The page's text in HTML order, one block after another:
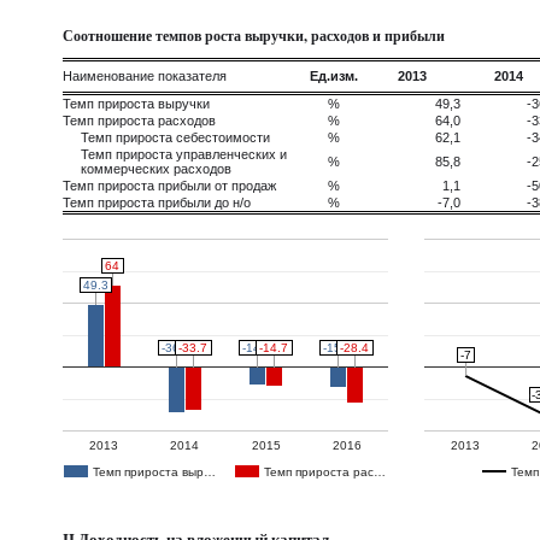
Соотношение темпов роста выручки, расходов и прибыли
Наименование показателя Ед.изм. 2013
2014
Темп прироста выручки
% 49,3
-
Темп прироста расходов
% 64,0
-
Темп прироста себестоимости
% 62,1
-
Темп прироста управленческих и
коммерческих расходов
% 85,8
-
Темп прироста прибыли от продаж
% 1,1
-
Темп прироста прибыли до н/о
% -7,0 -
Темп прироста выр… Темп прироста рас…
2013 2014 2015 2016
49.3
49.3
-36.3
-36.3 -14.4
-14.4 -15.8
-15.8
64
64
-33.7
-33.7 -14.7
-14.7 -28.4
-28.4
2013
-7
-7
--